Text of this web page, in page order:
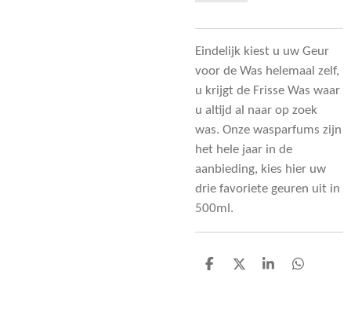
Eindelijk kiest u uw Geur
voor de Was helemaal zelf,
u krijgt de Frisse Was waar
u altijd al naar op zoek
was. Onze wasparfums zijn
het hele jaar in de
aanbieding, kies hier uw
drie favoriete geuren uit in
500ml.
D
D
S
D